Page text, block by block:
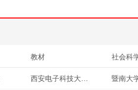
教材
社会科
自然科学
医学
西安电子科技大学出版社
暨南大